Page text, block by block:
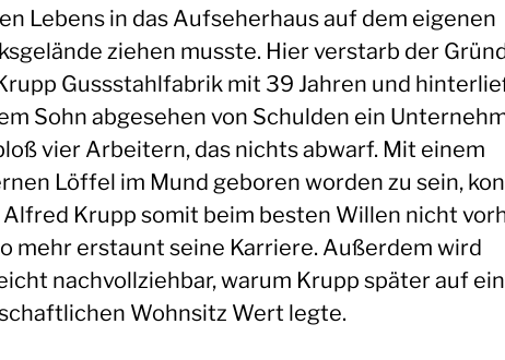
Lebens in das Aufseherhaus auf dem eigenen
ziehen musste. Hier verstarb der
Gussstahlfabrik mit 39 Jahren und
Sohn abgesehen von Schulden ein
vier Arbeitern, das nichts abwarf. Mit einem
Löffel im Mund geboren worden zu sein,
Alfred Krupp somit beim besten Willen nicht
mehr erstaunt seine Karriere. Außerdem wird
nachvollziehbar, warum Krupp später auf
Wohnsitz Wert legte.